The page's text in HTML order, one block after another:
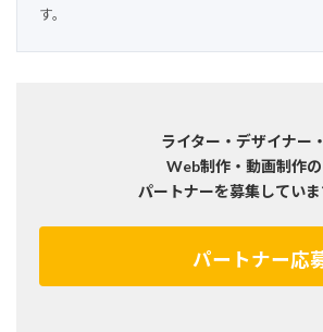
す。
ライター・デザイナー・
Web制作・動画制作の
パートナーを募集していま
パートナー応